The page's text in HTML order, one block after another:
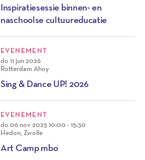
Inspiratiesessie binnen- en
naschoolse cultuureducatie
EVENEMENT
do 11 jun 2026
Rotterdam Ahoy
Sing & Dance UP! 2026
EVENEMENT
do 06 nov 202510:00 - 15:30
Hedon, Zwolle
Art Camp mbo